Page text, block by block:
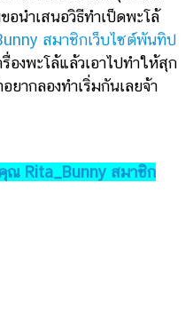
นำเสนอวิธีทำเป็ดพะโล้
สมาชิกเว็บไซต์พันทิป
องพะโล้แล้วเอาไปทำให้สุก
ยากลองทำเริ่มกันเลยจ้า
ณ Rita_Bunny สมาชิก